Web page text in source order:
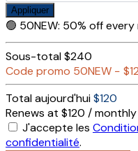
Appliquer
🟢 50NEW: 50% off every
Sous-total$240
Code promo 50NEW −
Total aujourd'hui$120
Renews at $120 / monthly
J'accepte les
confidentialité.